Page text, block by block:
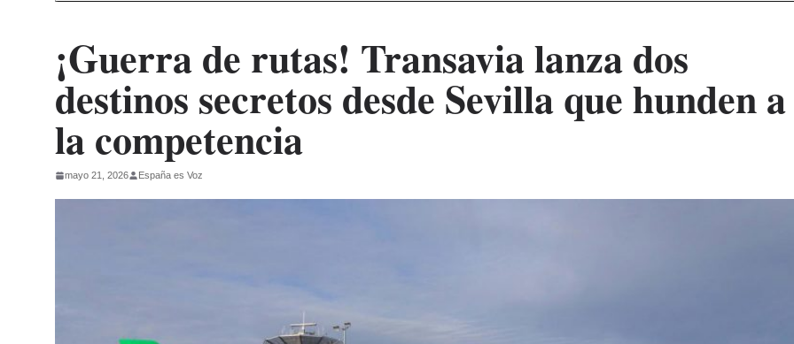
¡Guerra de rutas! Transavia lanza dos
destinos secretos desde Sevilla que hunden a
la competencia
mayo 21, 2026 España es Voz